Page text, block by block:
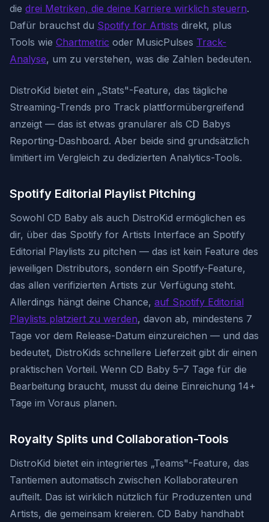
die drei Metriken, die deine Karriere wirklich steuern.
Dafür brauchst du Spotify for Artists direkt, plus
Tools wie Chartmetric oder MusicPulses Track-
Analyse, um zu verstehen, was die Zahlen bedeuten.
DistroKid bietet ein „Stats"-Feature, das tägliche
Streaming-Trends pro Track plattformübergreifend
anzeigt — das ist etwas granularer als CD Babys
Reporting-Dashboard. Aber beide sind grundsätzlich
limitiert im Vergleich zu dedizierten Analytics-Tools.
Spotify Editorial Playlist Pitching
Sowohl CD Baby als auch DistroKid ermöglichen es
dir, über das Spotify for Artists Interface an Spotify
Editorial Playlists zu pitchen — das ist kein Feature des
jeweiligen Distributors, sondern ein Spotify-Feature,
das allen verifizierten Artists zur Verfügung steht.
Allerdings hängt deine Chance, auf Spotify Editorial
Playlists platziert zu werden, davon ab, mindestens 7
Tage vor dem Release-Datum einzureichen — und das
bedeutet, DistroKids schnellere Lieferzeit gibt dir einen
praktischen Vorteil. Wenn CD Baby 5–7 Tage für die
Bearbeitung braucht, musst du deine Einreichung 14+
Tage im Voraus planen.
Royalty Splits und Collaboration-Tools
DistroKid bietet ein integriertes „Teams"-Feature, das
Tantiemen automatisch zwischen Kollaborateuren
aufteilt. Das ist wirklich nützlich für Produzenten und
Artists, die gemeinsam kreieren. CD Baby handhabt